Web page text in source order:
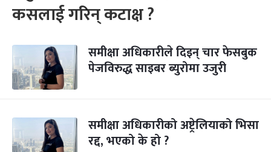
कसलाई गरिन् कटाक्ष ?
समीक्षा अधिकारीले दिइन् चार फेसबुक
पेजविरुद्ध साइबर ब्युरोमा उजुरी
समीक्षा अधिकारीको अष्ट्रेलियाको भिसा
रद्द, भएको के हो ?